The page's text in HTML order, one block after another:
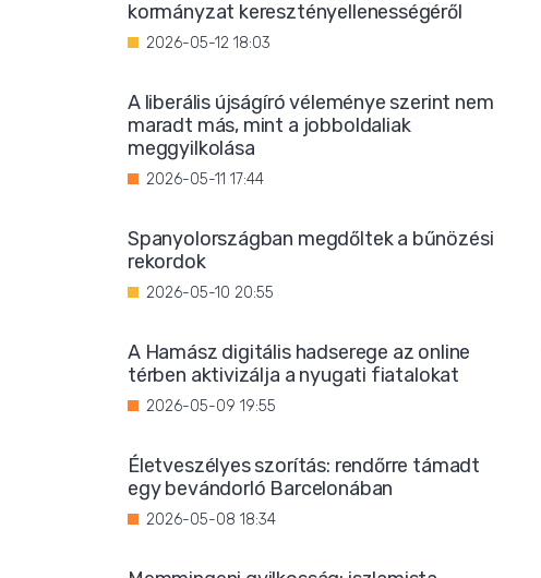
kormányzat keresztényellenességéről
2026-05-12 18:03
A liberális újságíró véleménye szerint nem
maradt más, mint a jobboldaliak
meggyilkolása
2026-05-11 17:44
Spanyolországban megdőltek a bűnözési
rekordok
2026-05-10 20:55
A Hamász digitális hadserege az online
térben aktivizálja a nyugati fiatalokat
2026-05-09 19:55
Életveszélyes szorítás: rendőrre támadt
egy bevándorló Barcelonában
2026-05-08 18:34